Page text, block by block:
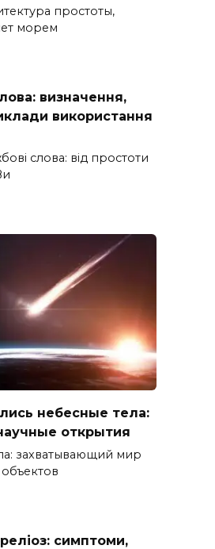
простоты,
морем
визначення,
використання
слова: від простоти
небесные тела:
открытия
захватывающий мир
симптоми,